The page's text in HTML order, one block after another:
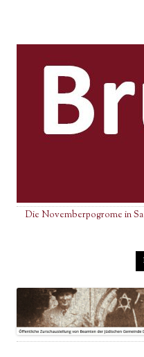
Die Novemberpogrome in